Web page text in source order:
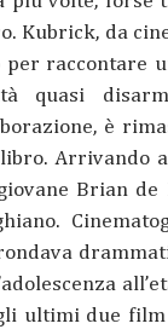
Kubrick, da
per raccontare
quasi
è
Arrivando
Brian de
ultimi due